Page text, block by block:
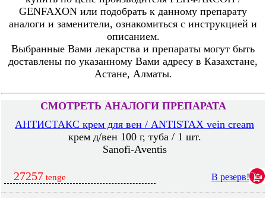
GENFAXON или подобрать к данному препарату
аналоги и заменители, ознакомиться с инструкцией и
описанием.
Выбранные Вами лекарства и препараты могут быть
доставлены по указанному Вами адресу в Казахстане,
Астане, Алматы.
СМОТРЕТЬ АНАЛОГИ ПРЕПАРАТА
АНТИСТАКС крем для вен / ANTISTAX vein cream
крем д/вен 100 г, туба / 1 шт.
Sanofi-Aventis
27257 tenge В резерв!